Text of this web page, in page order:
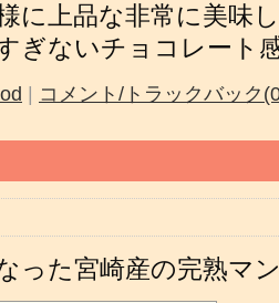
に上品な非常に美味
ぎないチョコレート
コメント/トラックバック
った宮崎産の完熟マ